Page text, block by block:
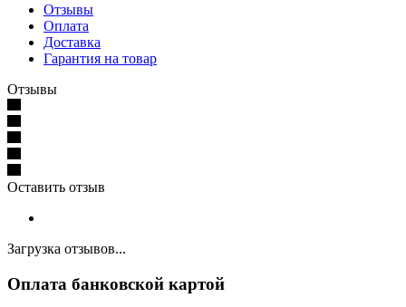
Отзывы
Оплата
Доставка
Гарантия на товар
Отзывы
Оставить отзыв
Загрузка отзывов...
Оплата банковской картой